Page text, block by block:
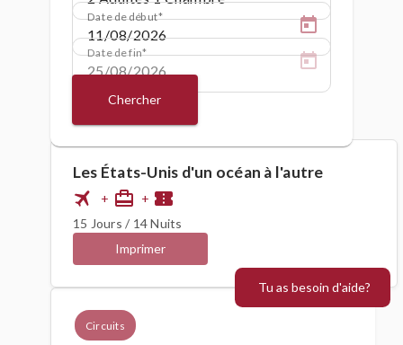
Date de début
Date de fin
Chercher
Circuits
Les États-Unis d'un océan à l'autre
flight + card_travel + confirmation_number
15 Jours / 14 Nuits
Imprimer
Tu as besoin d'aide?